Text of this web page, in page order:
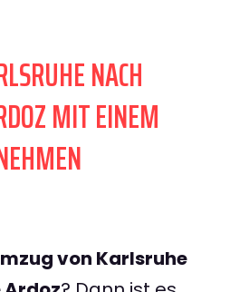
NACH
MIT EINEM
von Karlsruhe